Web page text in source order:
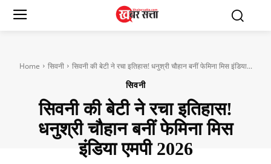
Home सिवनी सिवनी की बेटी ने रचा इतिहास! धनुश्री चौहान बनीं फेमिना मिस इंडिया...
सिवनी
सिवनी की बेटी ने रचा इतिहास!
धनुश्री चौहान बनीं फेमिना मिस
इंडिया एमपी 2026